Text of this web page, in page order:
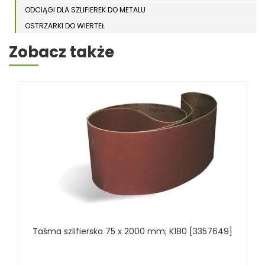
ODCIĄGI DLA SZLIFIEREK DO METALU
OSTRZARKI DO WIERTEŁ
PIŁY TAŚMOWE DO METALU
SZLIFIERKI DO METALU, PŁASZCZYZN
URZĄDZENIA WIELOCZYNNOŚCIOWE
WIERTARKI KOLUMNOWE, SŁUPOWE, STOŁOWE
Zobacz także
Taśma szlifierska 75 x 2000 mm; K180 [3357649]